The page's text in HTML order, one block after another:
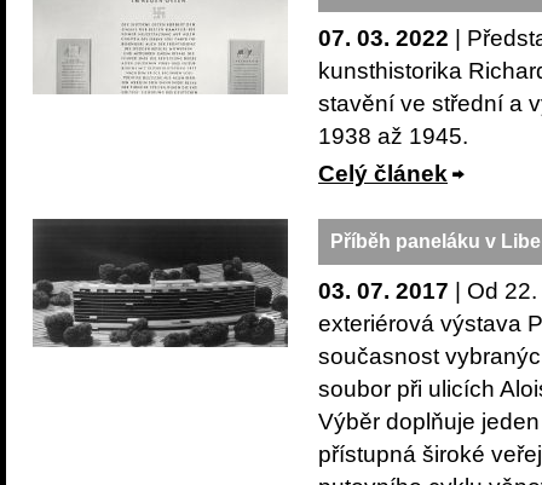
07. 03. 2022 |
kunsthistorika
stavění ve střední a
1938 až 1945.
Celý článek
Příběh paneláku v
03. 07. 2017 | Od
exteriérová výstava
současnost
soubor při ulicích
Výběr doplňuje
přístupná široké